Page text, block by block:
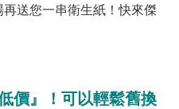
送您一串衛生紙！快來傑
價』！可以輕鬆舊換